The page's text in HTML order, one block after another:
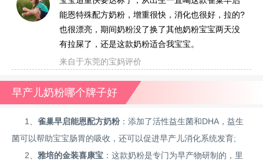
能恩特殊配方奶粉，增重很快，消化也很好，拉的?
也很漂亮，期间奶粉没了换了其他奶粉宝宝两天没
有拉屎了，还是这款奶粉适合我宝宝。
来自于东莞的宝妈评价
早产儿奶粉哪个牌子好
1、雀巢早启能恩配方奶粉：添加了活性益生菌和DHA，益生
菌可以帮助宝宝肠胃的吸收，还可以促进早产儿消化系统发育;
2、雅培的金装喜康宝 ：这款奶粉是专门为早产物研制的，里